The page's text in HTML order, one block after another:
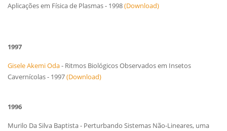
Aplicações em Física de Plasmas - 1998(Download)
1997
Gisele Akemi Oda- Ritmos Biológicos Observados em Insetos
Cavernícolas - 1997(Download)
1996
Murilo Da Silva Baptista - Perturbando Sistemas Não-Lineares, uma